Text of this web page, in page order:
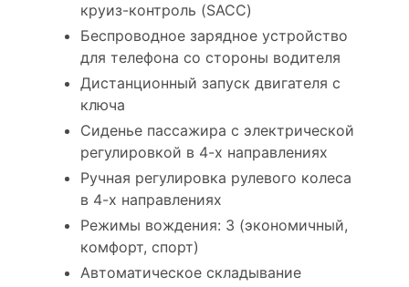
круиз-контроль (SACC)
Беспроводное зарядное устройство
для телефона со стороны водителя
Дистанционный запуск двигателя с
ключа
Сиденье пассажира с электрической
регулировкой в 4-х направлениях
Ручная регулировка рулевого колеса
в 4-х направлениях
Режимы вождения: 3 (экономичный,
комфорт, спорт)
Автоматическое складывание